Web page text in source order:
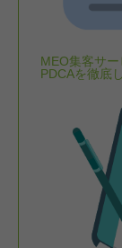
MEO集客サー
PDCAを徹底